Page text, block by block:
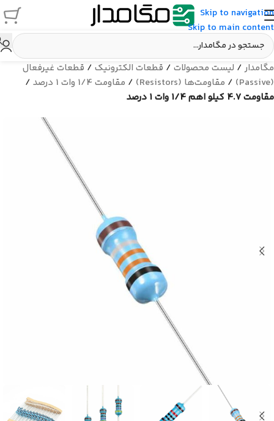
Skip to navigation
Skip to main content
مگامدار/ لیست محصولات / قطعات الکترونیک / قطعات غیرفعال
(Passive)
/ مقاومت‌ها (Resistors) / مقاومت 1/4 وات 1 درصد
/
مقاومت 4.7 کیلو اهم 1/4 وات 1 درصد